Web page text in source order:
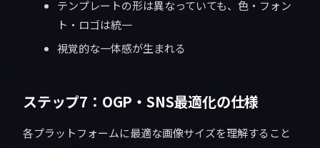
テンプレートの形は異なっていても、色・フォン
ト・ロゴは統一
視覚的な一体感が生まれる
ステップ7：OGP・SNS最適化の仕様
各プラットフォームに最適な画像サイズを理解すること